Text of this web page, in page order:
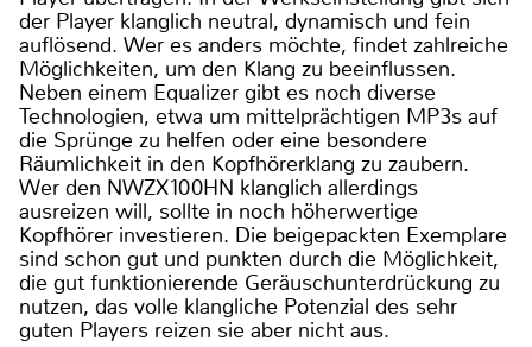
der Player klanglich neutral, dynamisch und fein
auflösend. Wer es anders möchte, findet zahlreiche
Möglichkeiten, um den Klang zu beeinflussen.
Neben einem Equalizer gibt es noch diverse
Technologien, etwa um mittelprächtigen MP3s auf
die Sprünge zu helfen oder eine besondere
Räumlichkeit in den Kopfhörerklang zu zaubern.
Wer den NWZX100HN klanglich allerdings
ausreizen will, sollte in noch höherwertige
Kopfhörer investieren. Die beigepackten Exemplare
sind schon gut und punkten durch die Möglichkeit,
die gut funktionierende Geräuschunterdrückung zu
nutzen, das volle klangliche Potenzial des sehr
guten Players reizen sie aber nicht aus.